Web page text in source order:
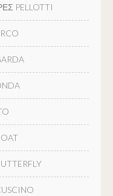
PELLOTTI